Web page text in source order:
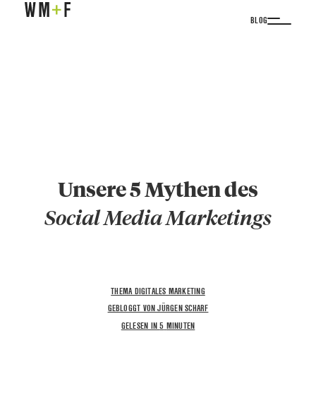
BLOG
Unsere 5 Mythen des
Social Media Marketings
THEMA DIGITALES MARKETING
GEBLOGGT VON JÜRGEN SCHARF
GELESEN IN 5 MINUTEN